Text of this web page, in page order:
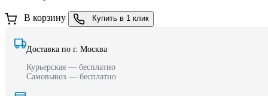
В корзину Купить в 1 клик
Доставка по г. Москва
Курьерская — бесплатно
Самовывоз — бесплатно